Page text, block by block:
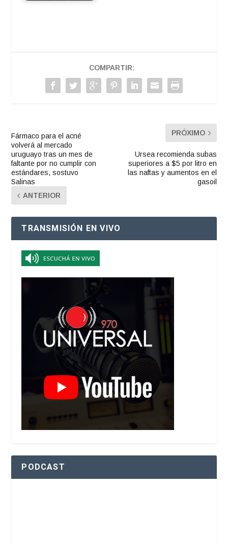
COMPARTIR:
Fármaco para el acné
volverá al mercado
uruguayo tras un mes de
faltante por no cumplir con
estándares, sostuvo
Salinas
ANTERIOR
PRÓXIMO
Ursea recomienda subas
superiores a $5 por litro en
las naftas y aumentos en el
gasoil
TRANSMISIÓN EN VIVO
PODCAST